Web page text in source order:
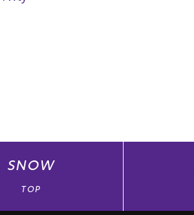
SNOW
TOP